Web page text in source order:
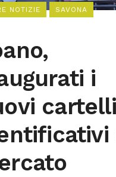
NOTIZIE SAVONA
i
cartelli